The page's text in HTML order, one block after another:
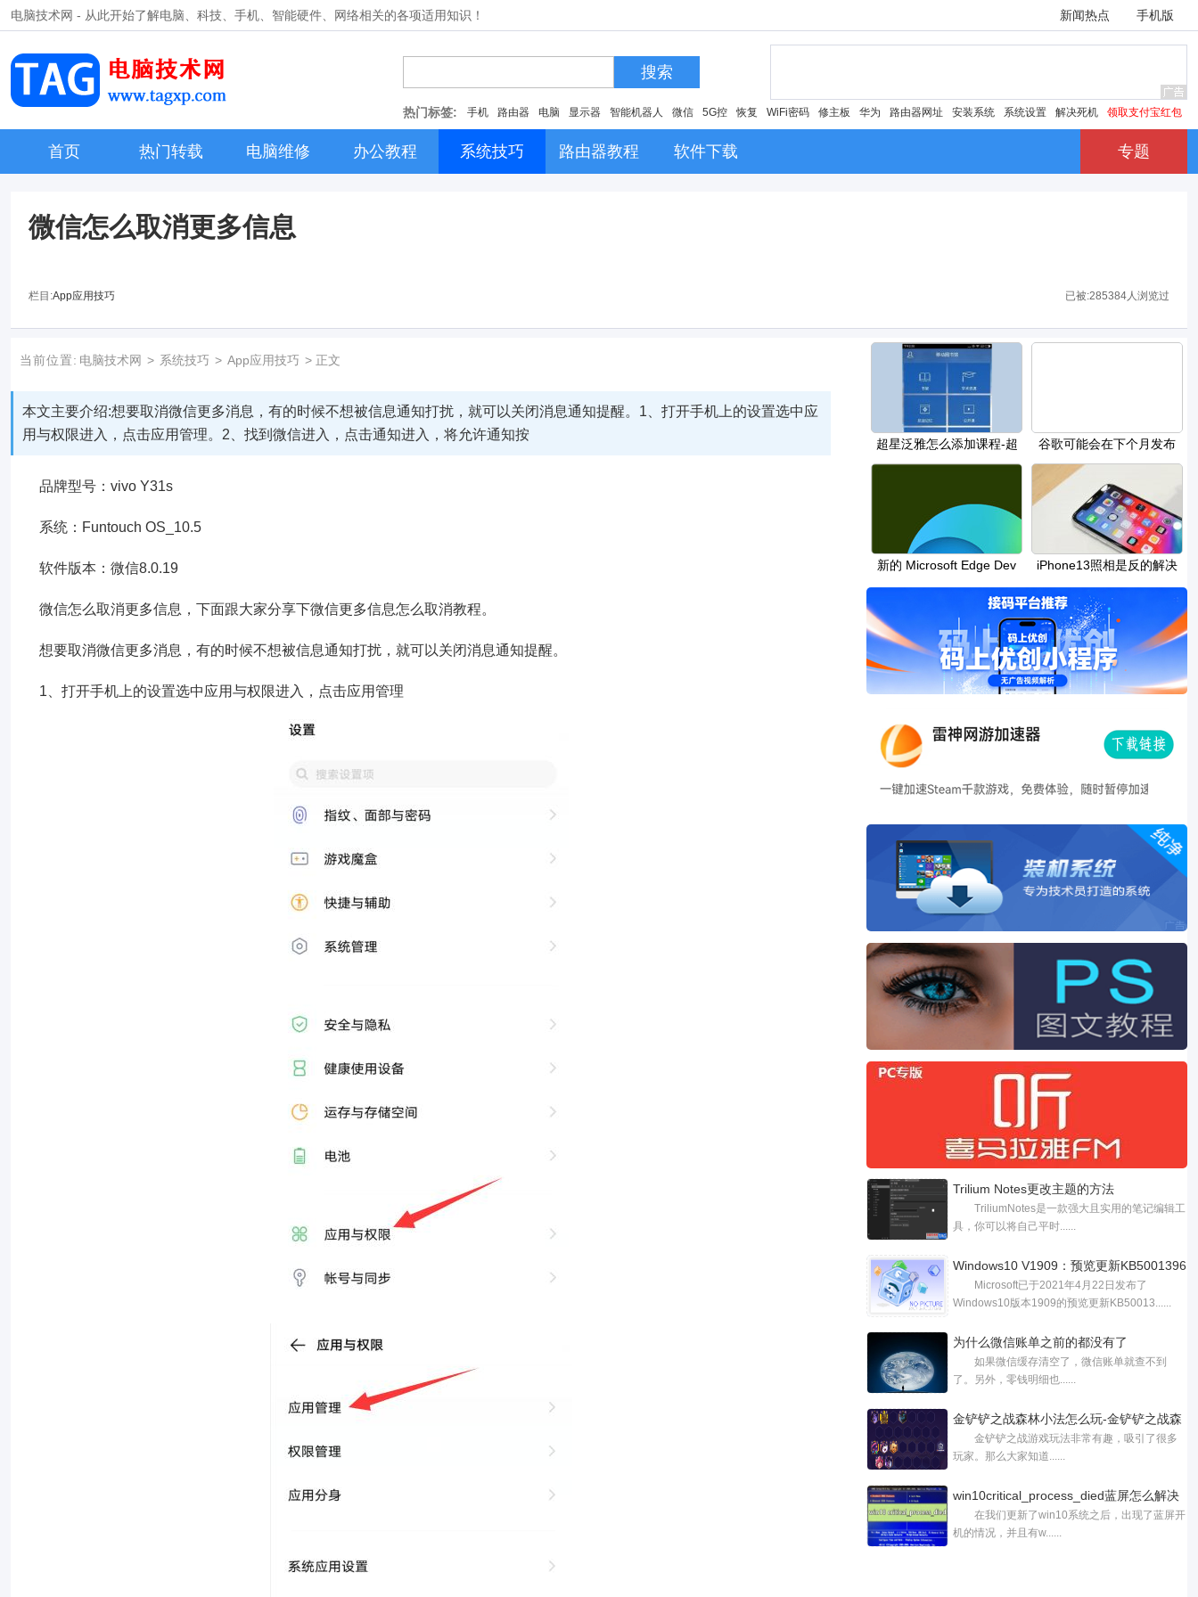
电脑技术网 - 从此开始了解电脑、科技、手机、智能硬件、网络相关的各项适用知识！ 新闻热点 手机版
搜索
热门标签: 手机 路由器 电脑 显示器 智能机器人 微信 5G控 恢复 WiFi密码 修主板 华为 路由器网址 安装系统 系统设置 解决死机 领取支付宝红包
首页 热门转载 电脑维修 办公教程 系统技巧 路由器教程 软件下载 专题
微信怎么取消更多信息
栏目:App应用技巧 已被:285384人浏览过
当前位置: 电脑技术网 > 系统技巧 > App应用技巧 > 正文
本文主要介绍:想要取消微信更多消息，有的时候不想被信息通知打扰，就可以关闭消息通知提醒。1、打开手机上的设置选中应
用与权限进入，点击应用管理。2、找到微信进入，点击通知进入，将允许通知按
品牌型号：vivo Y31s
系统：Funtouch OS_10.5
软件版本：微信8.0.19
微信怎么取消更多信息，下面跟大家分享下微信更多信息怎么取消教程。
想要取消微信更多消息，有的时候不想被信息通知打扰，就可以关闭消息通知提醒。
1、打开手机上的设置选中应用与权限进入，点击应用管理
超星泛雅怎么添加课程-超
星泛雅添加课程
谷歌可能会在下个月发布
Pixel Watch
新的 Microsoft Edge Dev
Build 发布，Linux 改进
​iPhone13照相是反的解决
教程
Trilium Notes更改主题的方法
TriliumNotes是一款强大且实用的笔记编辑工
具，你可以将自己平时......
Windows10 V1909：预览更新KB5001396
Microsoft已于2021年4月22日发布了
Windows10版本1909的预览更新KB50013......
为什么微信账单之前的都没有了
如果微信缓存清空了，微信账单就查不到
了。另外，零钱明细也......
金铲铲之战森林小法怎么玩-金铲铲之战森
金铲铲之战游戏玩法非常有趣，吸引了很多
玩家。那么大家知道......
win10critical_process_died蓝屏怎么解决
在我们更新了win10系统之后，出现了蓝屏开
机的情况，并且有w......